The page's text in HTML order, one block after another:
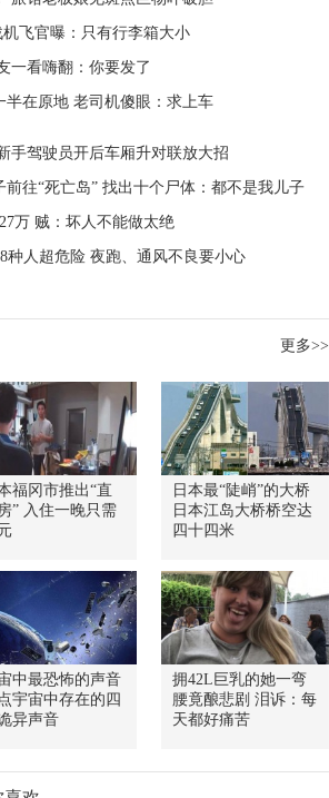
飞官曝：只有行李箱大小
一看嗨翻：你要发了
半在原地 老司机傻眼：求上车
手驾驶员开后车厢升对联放大招
往“死亡岛” 找出十个尸体：都不是我儿子
万 贼：坏人不能做太绝
种人超危险 夜跑、通风不良要小心
更多>>
福冈市推出“直
” 入住一晚只需
日本最“陡峭”的大桥
日本江岛大桥桥空达
四十四米
中最恐怖的声音
宇宙中存在的四
异声音
拥42L巨乳的她一弯
腰竟酿悲剧 泪诉：每
天都好痛苦